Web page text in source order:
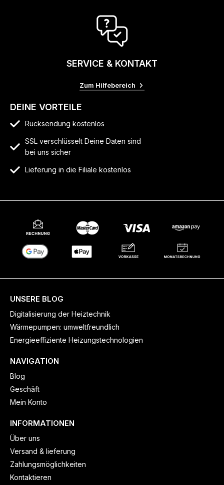
SERVICE & KONTAKT
Zum Hilfebereich
DEINE VORTEILE
Rücksendung kostenlos
SSL verschlüsselt Deine Daten sind
bei uns sicher
Lieferung in die Filiale kostenlos
UNSERE BLOG
Digitalisierung der Heiztechnik
Wärmepumpen: umweltfreundlich
Energieeffiziente Heizungstechnologien
NAVIGATION
Blog
Geschäft
Mein Konto
INFORMATIONEN
Über uns
Versand & lieferung
Zahlungsmöglichkeiten
Kontaktieren